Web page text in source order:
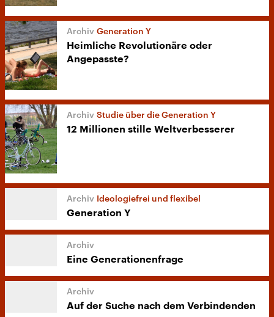
Generation Y
Heimliche Revolutionäre oder
Angepasste?
Studie über die Generation Y
12 Millionen stille Weltverbesserer
Ideologiefrei und flexibel
Generation Y
Eine Generationenfrage
Auf der Suche nach dem Verbindenden